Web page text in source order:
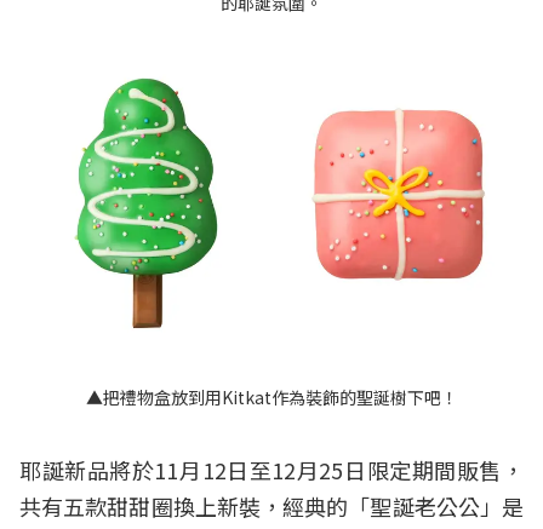
▲把禮物盒放到用Kitkat作為裝飾的聖誕樹下吧！
耶誕新品將於11月12日至12月25日限定期間販售，
共有五款甜甜圈換上新裝，經典的「聖誕老公公」是